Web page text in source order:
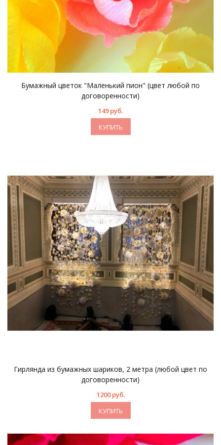
Бумажный цветок "Маленький пион" (цвет любой по
договоренности)
149 руб.
КУПИТЬ
Гирлянда из бумажных шариков, 2 метра (любой цвет по
договоренности)
1200 руб.
КУПИТЬ